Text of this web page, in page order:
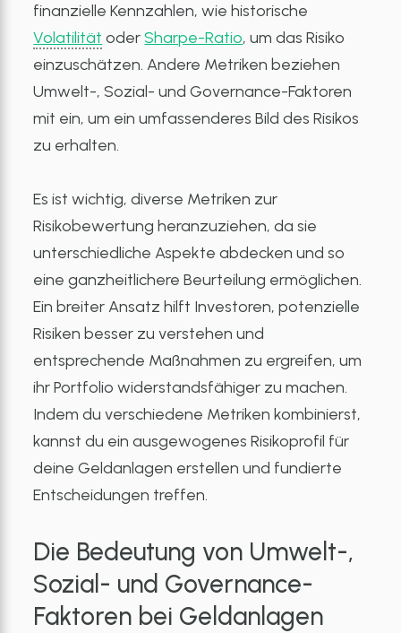
finanzielle Kennzahlen, wie historische
Volatilität oderSharpe-Ratio, um das Risiko
einzuschätzen. Andere Metriken beziehen
Umwelt-, Sozial- und Governance-Faktoren
mit ein, um ein umfassenderes Bild des Risikos
zu erhalten.
Es ist wichtig, diverse Metriken zur
Risikobewertung heranzuziehen, da sie
unterschiedliche Aspekte abdecken und so
eine ganzheitlichere Beurteilung ermöglichen.
Ein breiter Ansatz hilft Investoren, potenzielle
Risiken besser zu verstehen und
entsprechende Maßnahmen zu ergreifen, um
ihr Portfolio widerstandsfähiger zu machen.
Indem du verschiedene Metriken kombinierst,
kannst du ein ausgewogenes Risikoprofil für
deine Geldanlagen erstellen und fundierte
Entscheidungen treffen.
Die Bedeutung von Umwelt-,
Sozial- und Governance-
Faktoren bei Geldanlagen